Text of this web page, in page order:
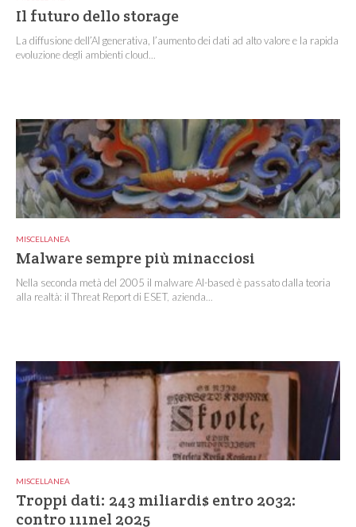
Il futuro dello storage
La diffusione dell’AI generativa, l’aumento dei dati ad alto valore e la rapida
evoluzione degli ambienti cloud...
MISCELLANEA
Malware sempre più minacciosi
Nella seconda metà del 2005 il malware AI-based è passato dalla teoria
alla realtà: il Threat Report di ESET, azienda...
MISCELLANEA
Troppi dati: 243 miliardi$ entro 2032:
contro 111nel 2025